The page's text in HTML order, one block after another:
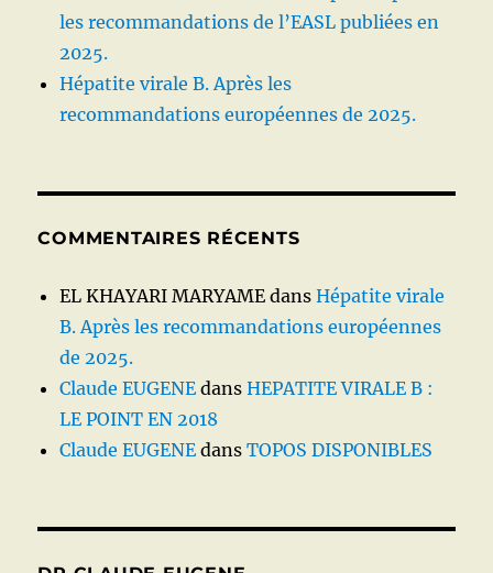
les recommandations de l’EASL publiées en
2025.
Hépatite virale B. Après les
recommandations européennes de 2025.
COMMENTAIRES RÉCENTS
EL KHAYARI MARYAME dansHépatite virale
B. Après les recommandations européennes
de 2025.
Claude EUGENE dansHEPATITE VIRALE B :
LE POINT EN 2018
Claude EUGENE dansTOPOS DISPONIBLES